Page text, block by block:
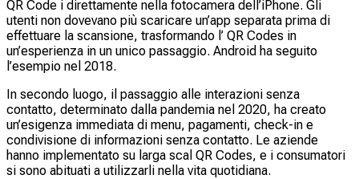
QR Code i direttamente nella fotocamera dell’iPhone. Gli
utenti non dovevano più scaricare un’app separata prima di
effettuare la scansione, trasformando l’ QR Codes in
un’esperienza in un unico passaggio. Android ha seguito
l’esempio nel 2018.
In secondo luogo, il passaggio alle interazioni senza
contatto, determinato dalla pandemia nel 2020, ha creato
un’esigenza immediata di menu, pagamenti, check-in e
condivisione di informazioni senza contatto. Le aziende
hanno implementato su larga scal QR Codes, e i consumatori
si sono abituati a utilizzarli nella vita quotidiana.